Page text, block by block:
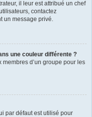
il leur est attribué un chef
contactez
un message privé.
une couleur différente ?
membres d’un groupe pour les
par défaut est utilisé pour